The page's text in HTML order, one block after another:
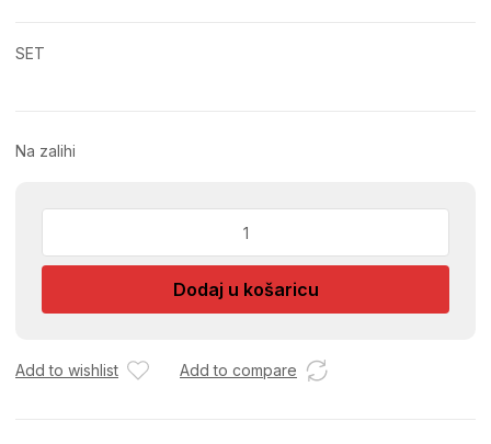
SET
Na zalihi
5MM-
50/1
količina
Dodaj u košaricu
Add to wishlist Add to compare